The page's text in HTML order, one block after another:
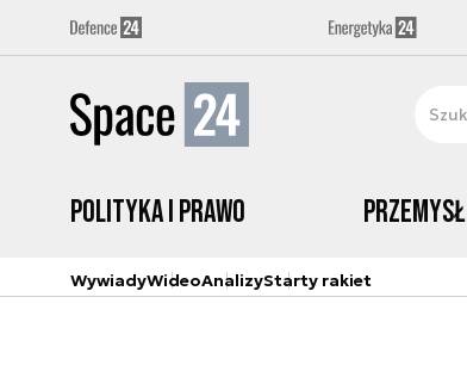
Polityka i prawo Przemysł
WywiadyWideoAnalizyStarty rakiet